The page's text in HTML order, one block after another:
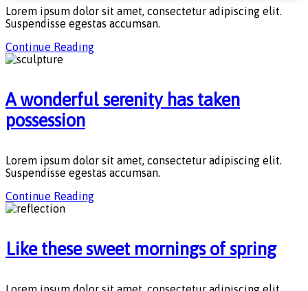
Lorem ipsum dolor sit amet, consectetur adipiscing elit.
Suspendisse egestas accumsan.
Continue Reading
A wonderful serenity has taken
possession
Lorem ipsum dolor sit amet, consectetur adipiscing elit.
Suspendisse egestas accumsan.
Continue Reading
Like these sweet mornings of spring